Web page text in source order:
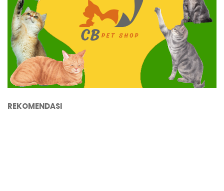
REKOMENDASI